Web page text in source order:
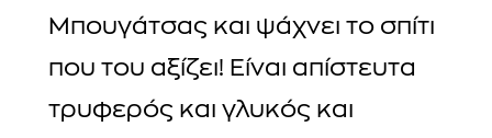
Μπουγάτσας και ψάχνει το σπίτι
που του αξίζει! Είναι απίστευτα
τρυφερός και γλυκός και